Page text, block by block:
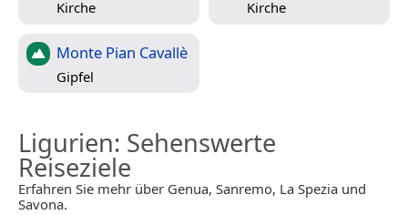
Kirche Kirche
Monte Pian Cavallè
Gipfel
Ligurien: Sehenswerte
Reiseziele
Erfahren Sie mehr über Genua, Sanremo, La Spezia und
Savona.